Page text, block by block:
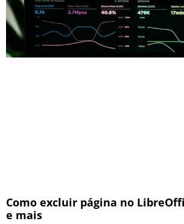
Como excluir página no
e mais